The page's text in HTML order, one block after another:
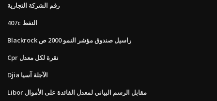
رقم الشركة التجارية
407c النفط
Blackrock راسيل صندوق مؤشر النمو 2000 ص
Cpr نقرة لكل معدل
Djia الآجلة آسيا
Libor مقابل الرسم البياني لمعدل الفائدة على الأموال